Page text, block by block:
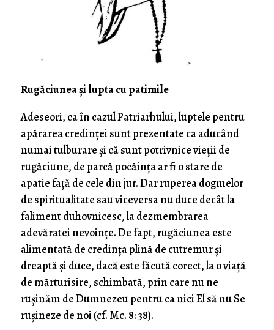
Rugăciunea și lupta cu patimile
Adeseori, ca în cazul Patriarhului, luptele pentru
apărarea credinței sunt prezentate ca aducând
numai tulburare și că sunt potrivnice vieții de
rugăciune, de parcă pocăința ar fi o stare de
apatie față de cele din jur. Dar ruperea dogmelor
de spiritualitate sau viceversa nu duce decât la
faliment duhovnicesc, la dezmembrarea
adevăratei nevoințe. De fapt, rugăciunea este
alimentată de credința plină de cutremur și
dreaptă și duce, dacă este făcută corect, la o viață
de mărturisire, schimbată, prin care nu ne
rușinăm de Dumnezeu pentru ca nici El să nu Se
rușineze de noi (cf. Mc. 8: 38).